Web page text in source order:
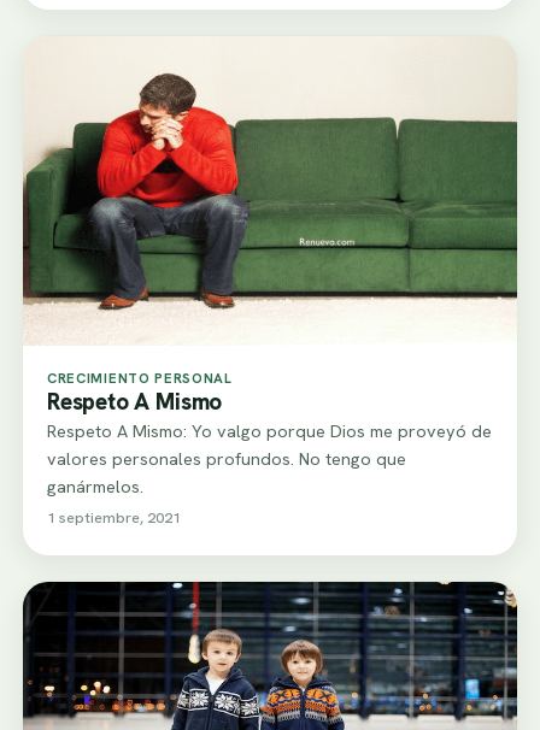
CRECIMIENTO PERSONAL
Respeto A Mismo
Respeto A Mismo: Yo valgo porque Dios me proveyó de
valores personales profundos. No tengo que
ganármelos.
1 septiembre, 2021